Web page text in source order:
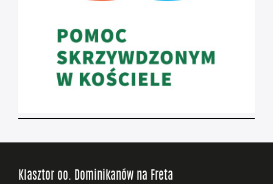
Klasztor oo. Dominikanów na Freta